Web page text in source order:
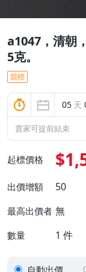
a1047，清朝
5克。
競標
05 天
賣家可提前結束
起標價格
出價增額 50
最高出價者 無
數量 1 件
自動出價